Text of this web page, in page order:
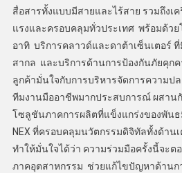
สื่อสารทั้งแบบมีสายและไร้สาย รวมถึงเ
แรงและครอบคลุมทั่วประเทศ พร้อมด้ว
อาทิ บริการคลาวด์และดาต้าเซ็นเตอร์
สากล และบริการด้านการป้องกันภัยคุก
ลูกค้ามั่นใจกับการบริหารจัดการความป
ทีมงานมืออาชีพมากประสบการณ์ ผสาน
โซลูชันภาคการผลิตที่แข็งแกร่งของพันธ
NEX ที่ครอบคลุมนวัตกรรมดิจิทัลทั้งด้าน
ทำให้มั่นใจได้ว่า ความร่วมมือครั้งนี้จะต
ภาคอุตสาหกรรม ช่วยแก้ไขปัญหาด้านก